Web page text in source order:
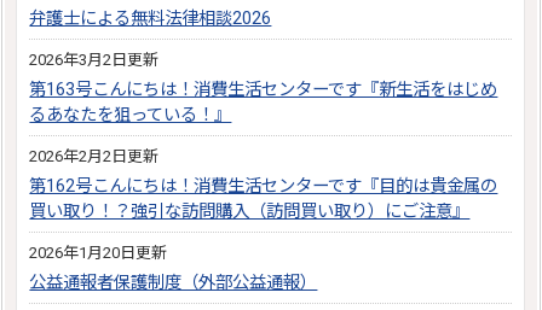
弁護士による無料法律相談2026
2026年3月2日更新
第163号こんにちは！消費生活センターです『新生活をはじめ
るあなたを狙っている！』
2026年2月2日更新
第162号こんにちは！消費生活センターです『目的は貴金属の
買い取り！？強引な訪問購入（訪問買い取り）にご注意』
2026年1月20日更新
公益通報者保護制度（外部公益通報）